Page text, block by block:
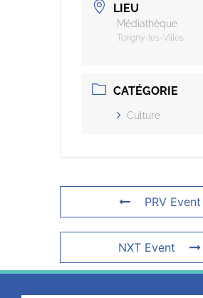
LIEU
Médiathèque
Torigny-les-Villes
CATÉGORIE
Culture
PRV Event
NXT Event